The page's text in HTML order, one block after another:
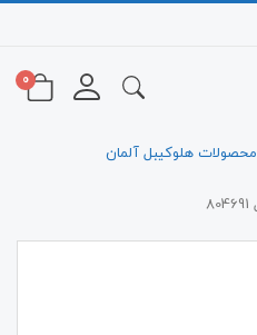
0
محصولات هلوکیبل آلمان